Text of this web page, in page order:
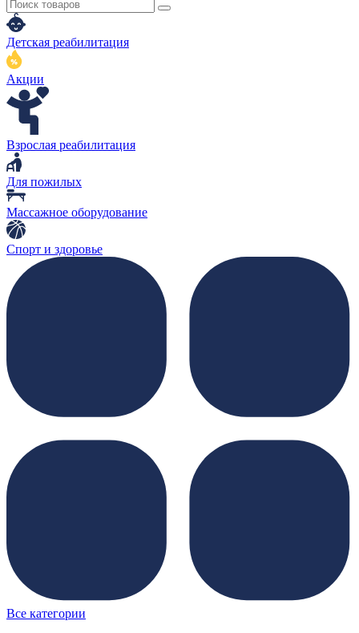
Детская реабилитация
Акции
Взрослая реабилитация
Для пожилых
Массажное оборудование
Спорт и здоровье
Все категории